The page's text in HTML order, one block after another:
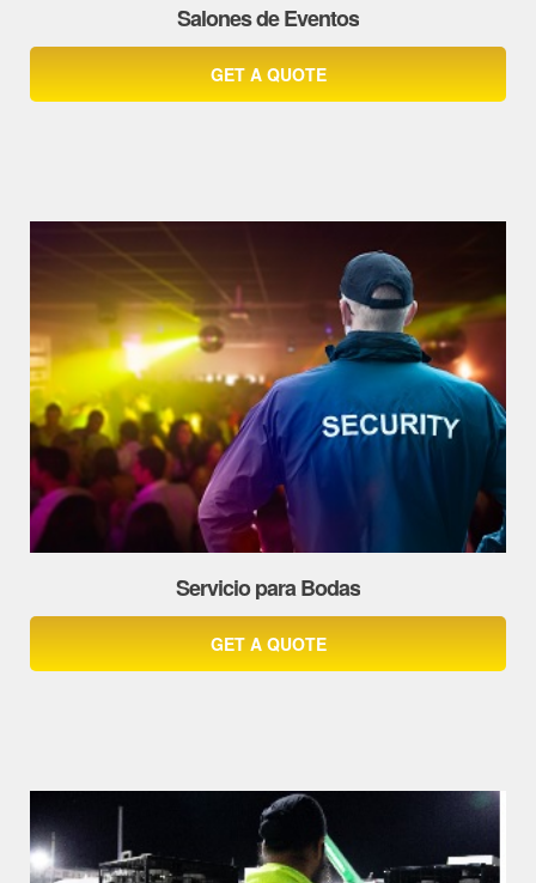
Salones de Eventos
GET A QUOTE
Servicio para Bodas
GET A QUOTE